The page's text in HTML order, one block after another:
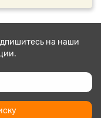
на наши